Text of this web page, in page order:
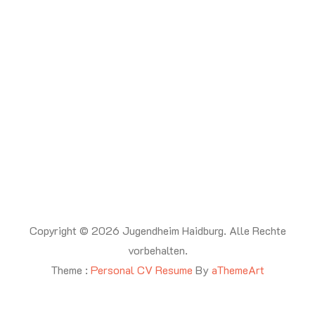
Copyright © 2026 Jugendheim Haidburg. Alle Rechte
vorbehalten.
Theme : Personal CV Resume ByaThemeArt